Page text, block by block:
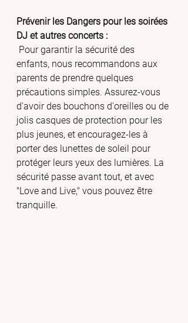
Prévenir les Dangers pour les soirées
DJ et autres concerts :
enfants, nous recommandons aux
parents de prendre quelques
précautions simples. Assurez-vous
d'avoir des bouchons d'oreilles ou de
jolis casques de protection pour les
plus jeunes, et encouragez-les à
porter des lunettes de soleil pour
protéger leurs yeux des lumières. La
sécurité passe avant tout, et avec
"Love and Live," vous pouvez être
tranquille.